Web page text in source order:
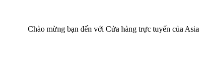
Chào mừng bạn đến với Cửa hàng trực tuyến của Asia Pharma